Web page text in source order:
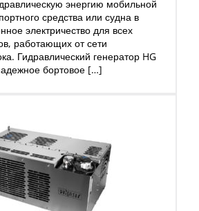
энергию мобильной
средства или судна в
электричество для всех
работающих от сети
Гидравлический генератор HG
бортовое […]